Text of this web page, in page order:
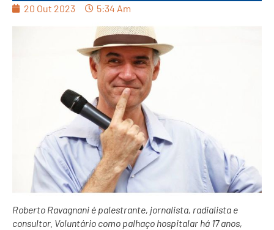
20 Out 2023 5:34 Am
Roberto Ravagnani é palestrante, jornalista, radialista e
consultor. Voluntário como palhaço hospitalar há 17 anos,